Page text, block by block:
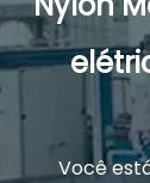
Você